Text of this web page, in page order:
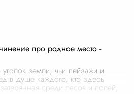
про родное место -
земли, чьи пейзажи и
в душе каждого, кто здесь
среди лесов и полей,